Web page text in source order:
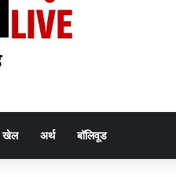
खेल अर्थ बॉलिवूड